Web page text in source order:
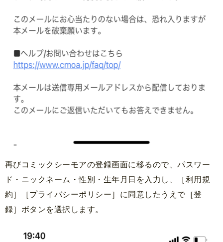
再びコミックシーモアの登録画面に移るので、パスワー
ド・ニックネーム・性別・生年月日を入力し、［利用規
約］［プライバシーポリシー］に同意したうえで［登
録］ボタンを選択します。